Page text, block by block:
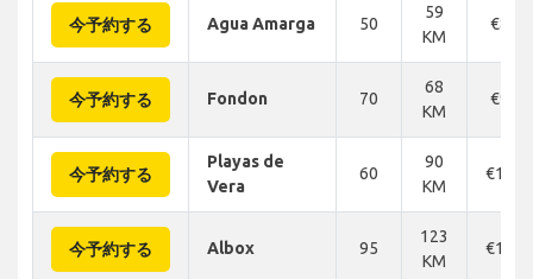
今予約する Agua Amarga 50
59
KM
€88
今予約する Fondon 70
68
KM
€95
今予約する
Playas de
Vera
60
90
KM
€134
今予約する Albox 95
123
KM
€165